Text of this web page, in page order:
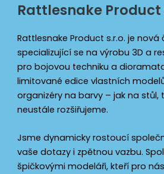
Rattlesnake Product
Rattlesnake Product s.r.o. je nová
specializující se na výrobu 3D a
pro bojovou techniku a
limitované edice vlastních
organizéry na barvy – jak na stůl,
neustále rozšiřujeme.
Jsme dynamicky rostoucí
vaše dotazy i zpětnou vazbu.
špičkovými modeláři, kteří pro